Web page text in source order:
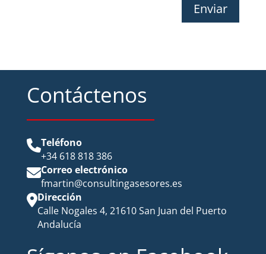
Enviar
Contáctenos
Teléfono
+34 618 818 386
Correo electrónico
fmartin@consultingasesores.es
Dirección
Calle Nogales 4, 21610 San Juan del Puerto
Andalucía